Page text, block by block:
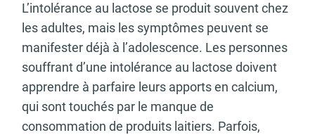
L’intolérance au lactose se produit souvent chez
les adultes, mais les symptômes peuvent se
manifester déjà à l’adolescence. Les personnes
souffrant d’une intolérance au lactose doivent
apprendre à parfaire leurs apports en calcium,
qui sont touchés par le manque de
consommation de produits laitiers. Parfois,